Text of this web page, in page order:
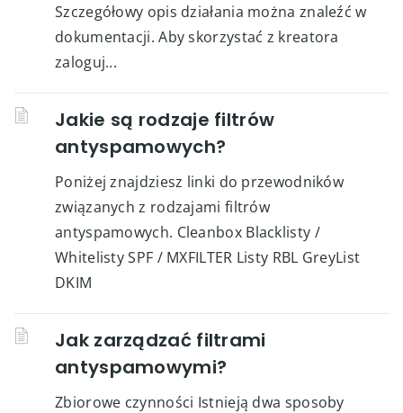
Szczegółowy opis działania można znaleźć w
dokumentacji. Aby skorzystać z kreatora
zaloguj...
Jakie są rodzaje filtrów
antyspamowych?
Poniżej znajdziesz linki do przewodników
związanych z rodzajami filtrów
antyspamowych. Cleanbox Blacklisty /
Whitelisty SPF / MXFILTER Listy RBL GreyList
DKIM
Jak zarządzać filtrami
antyspamowymi?
Zbiorowe czynności Istnieją dwa sposoby